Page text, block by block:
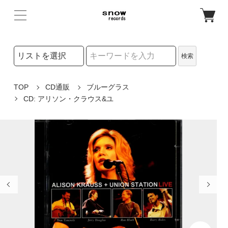
検索リストの選択
検索
TOP CD通販
ブルーグラス
CD: アリソン・クラウス&ユ